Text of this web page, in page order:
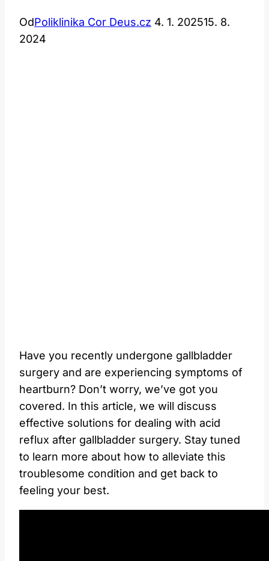
OdPoliklinika Cor Deus.cz 4. 1. 202515. 8.
2024
Have you recently undergone gallbladder
surgery and are experiencing symptoms of
heartburn? Don’t worry, we’ve got you
covered. In this article, we will discuss
effective solutions for dealing with acid
reflux after gallbladder surgery. Stay tuned
to learn more about how to alleviate this
troublesome condition and get back to
feeling your best.